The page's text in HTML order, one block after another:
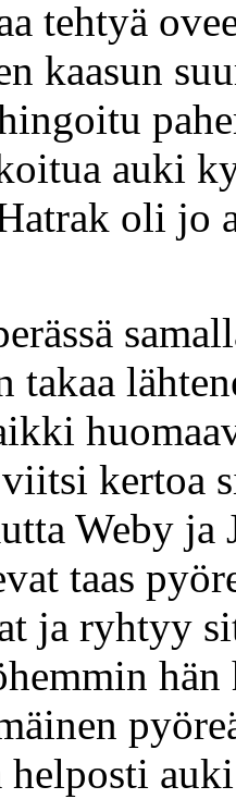
tehtyä
kaasun
auki
oli jo
takaa
kertoa
Weby ja
taas
ja ryhtyy
hän
helposti